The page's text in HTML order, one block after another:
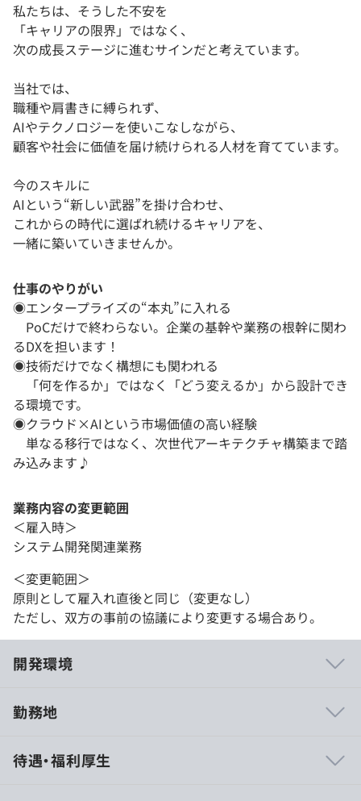
私たちは、そうした不安を
「キャリアの限界」ではなく、
次の成長ステージに進むサインだと考えています。
当社では、
職種や肩書きに縛られず、
AIやテクノロジーを使いこなしながら、
顧客や社会に価値を届け続けられる人材を育てています。
今のスキルに
AIという“新しい武器”を掛け合わせ、
これからの時代に選ばれ続けるキャリアを、
一緒に築いていきませんか。
仕事のやりがい
◉エンタープライズの“本丸”に入れる
PoCだけで終わらない。企業の基幹や業務の根幹に関わ
るDXを担います！
◉技術だけでなく構想にも関われる
「何を作るか」ではなく「どう変えるか」から設計でき
る環境です。
◉クラウド×AIという市場価値の高い経験
単なる移行ではなく、次世代アーキテクチャ構築まで踏
み込みます♪
業務内容の変更範囲
＜雇入時＞
システム開発関連業務
＜変更範囲＞
原則として雇入れ直後と同じ（変更なし）
ただし、双方の事前の協議により変更する場合あり。
開発環境
★ 1週間単位での開発サイクル
勤務地
待遇・福利厚生